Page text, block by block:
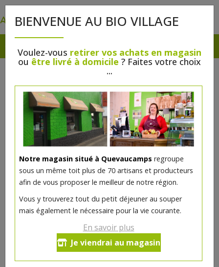
BIENVENUE AU BIO VILLAGE
Voulez-vous retirer vos achats en magasin
ou être livré à domicile ? Faites votre choix
...
Notre magasin situé à Quevaucamps regroupe
sous un même toit plus de 70 artisans et producteurs
afin de vous proposer le meilleur de notre région.
Vous y trouverez tout du petit déjeuner au souper
mais également le nécessaire pour la vie courante.
En savoir plus
Je viendrai au magasin
Maquereaux filets moutarde